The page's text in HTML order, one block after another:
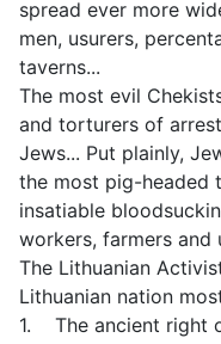
spread ever more
men, usurers,
taverns...
The most evil
and torturers of
Jews... Put plainly,
the most pig-headed
insatiable
workers, farmers and
The Lithuanian
Lithuanian nation
1. The ancient right